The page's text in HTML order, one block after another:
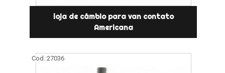
loja de câmbio para van contato
Americana
Cod.:27036